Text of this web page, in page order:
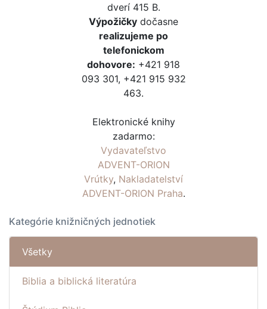
dverí 415 B.
Výpožičky dočasne
realizujeme po
telefonickom
dohovore: +421 918
093 301, +421 915 932
463.
Elektronické knihy
zadarmo:
Vydavateľstvo
ADVENT-ORION
Vrútky, Nakladatelství
ADVENT-ORION Praha.
Kategórie knižničných jednotiek
Všetky
Biblia a biblická literatúra